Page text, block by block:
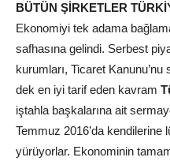
BÜTÜN ŞİRKETLER
Ekonomiyi tek adama
safhasına gelindi. Serbest
kurumları, Ticaret Kanunu’nu
dek en iyi tarif eden kavram
iştahla başkalarına ait
Temmuz 2016’da kendilerine
yürüyorlar. Ekonominin